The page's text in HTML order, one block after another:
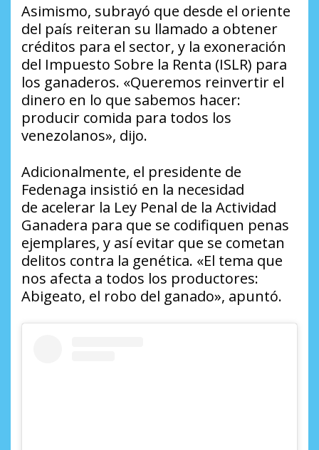
Asimismo, subrayó que desde el oriente
del país reiteran su llamado a obtener
créditos para el sector, y la exoneración
del Impuesto Sobre la Renta (ISLR) para
los ganaderos. «Queremos reinvertir el
dinero en lo que sabemos hacer:
producir comida para todos los
venezolanos», dijo.
Adicionalmente, el presidente de
Fedenaga insistió en la necesidad
de acelerar la Ley Penal de la Actividad
Ganadera para que se codifiquen penas
ejemplares, y así evitar que se cometan
delitos contra la genética. «El tema que
nos afecta a todos los productores:
Abigeato, el robo del ganado», apuntó.